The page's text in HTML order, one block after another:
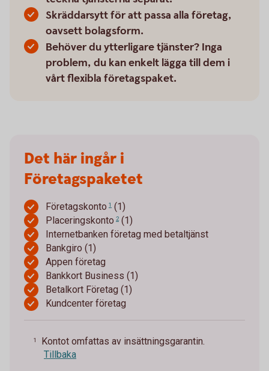
Skräddarsytt för att passa alla företag,
oavsett bolagsform.
Behöver du ytterligare tjänster? Inga
problem, du kan enkelt lägga till dem i
vårt flexibla företagspaket.
Det här ingår i
Företagspaketet
Företagskonto 1 (1)
Placeringskonto 2(1)
Internetbanken företag med betaltjänst
Bankgiro (1)
Appen företag
Bankkort Business (1)
Betalkort Företag (1)
Kundcenter företag
1
Kontot omfattas av insättningsgarantin.
Tillbaka